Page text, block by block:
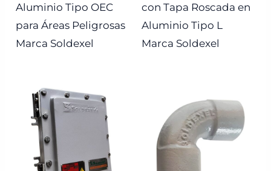
Aluminio Tipo OEC
para Áreas Peligrosas
Marca Soldexel
con Tapa Roscada en
Aluminio Tipo L
Marca Soldexel